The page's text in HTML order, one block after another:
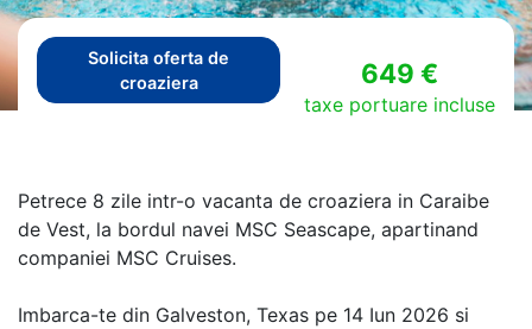
Solicita oferta de
croaziera
649 €
taxe portuare incluse
Petrece 8 zile intr-o vacanta de croaziera in Caraibe
de Vest, la bordul navei MSC Seascape, apartinand
companiei MSC Cruises.
Imbarca-te din Galveston, Texas pe 14 Iun 2026 si